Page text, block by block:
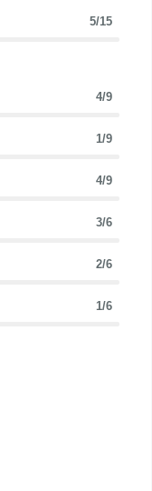
5/15
4/9
1/9
4/9
3/6
2/6
1/6